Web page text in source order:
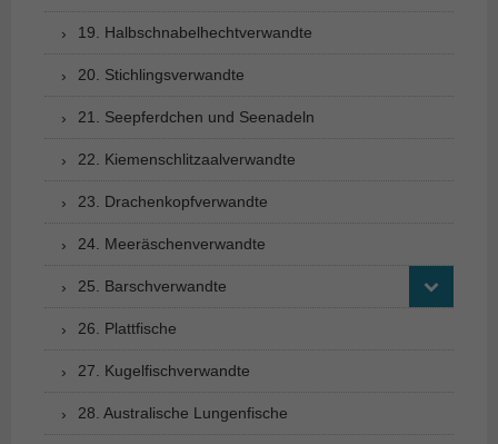
19. Halbschnabelhechtverwandte
20. Stichlingsverwandte
21. Seepferdchen und Seenadeln
22. Kiemenschlitzaalverwandte
23. Drachenkopfverwandte
24. Meeräschenverwandte
25. Barschverwandte
26. Plattfische
27. Kugelfischverwandte
28. Australische Lungenfische